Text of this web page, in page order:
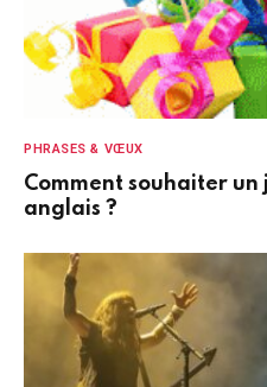
PHRASES & VŒUX
Comment souhaiter
anglais ?